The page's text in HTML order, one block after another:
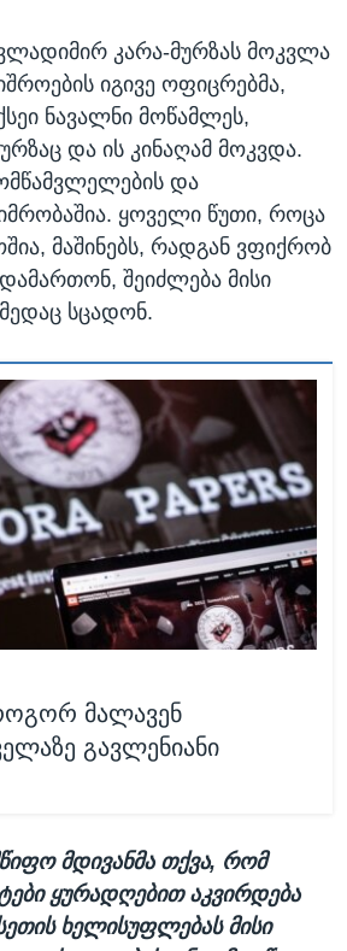
ვლადიმირ კარა-მურზას მოკვლა
იგივე ოფიცრებმა,
ნავალნი მოწამლეს,
და ის კინაღამ მოკვდა.
და
ყოველი წუთი, როცა
მაშინებს, რადგან ვფიქრობ
შეიძლება მისი
სცადონ.
მალავენ
გავლენიანი
მდივანმა თქვა, რომ
ყურადღებით აკვირდება
ხელისუფლებას მისი